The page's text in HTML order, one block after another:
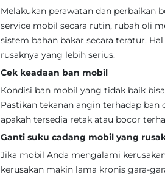
Melakukan perawatan dan perbaikan
service mobil secara rutin, rubah oli
sistem bahan bakar secara teratur.
rusaknya yang lebih serius.
Cek keadaan ban mobil
Kondisi ban mobil yang tidak baik
Pastikan tekanan angin terhadap ban
apakah tersedia retak atau bocor
Ganti suku cadang mobil yang
Jika mobil Anda mengalami
kerusakan makin lama kronis gara-